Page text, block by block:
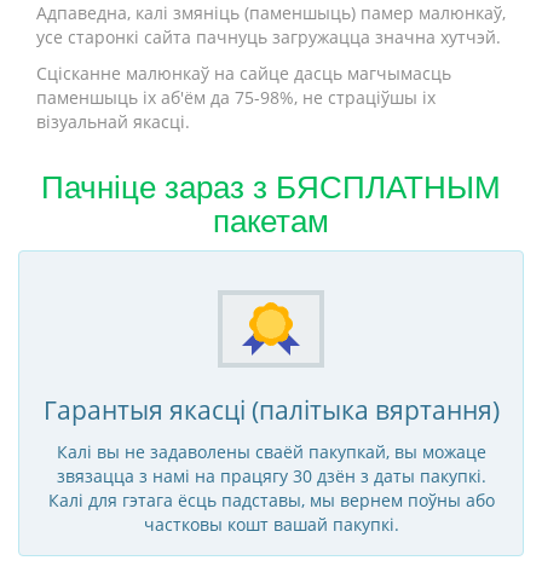
Адпаведна, калі змяніць (паменшыць) памер малюнкаў,
усе старонкі сайта пачнуць загружацца значна хутчэй.
Сцісканне малюнкаў на сайце дасць магчымасць
паменшыць іх аб'ём да 75-98%, не страціўшы іх
візуальнай якасці.
Пачніце зараз з БЯСПЛАТНЫМ
пакетам
Гарантыя якасці (палітыка вяртання)
Калі вы не задаволены сваёй пакупкай, вы можаце
звязацца з намі на працягу 30 дзён з даты пакупкі.
Калі для гэтага ёсць падставы, мы вернем поўны або
частковы кошт вашай пакупкі.